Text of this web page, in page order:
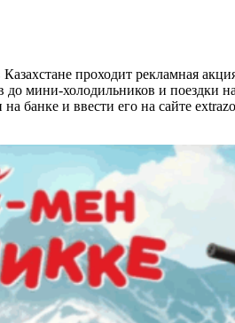
проходит рекламная
до мини-холодильников и поездки
банке и ввести его на сайте